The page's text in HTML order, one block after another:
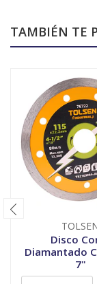
TAMBIÉN TE
Disco
Diamantado
7"